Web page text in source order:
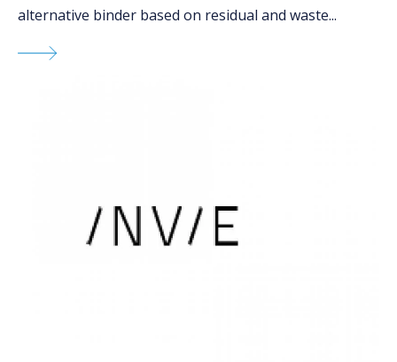
alternative binder based on residual and waste...